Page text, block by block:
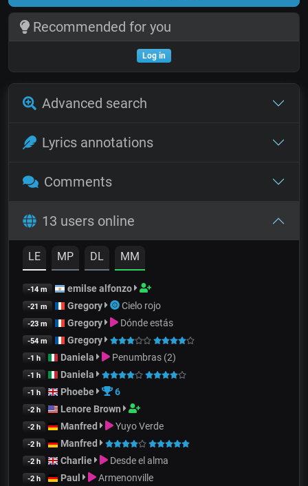
Recommended for you
Log in
Advanced search
Lyrics annotations
Comments
13 users online
LE MP DL MM
-14 m emilse alfonzo
-21 m Gregory Cielo rojo
-23 m Gregory Dónde estás
-54 m Gregory
-1 h Daniela Penumbras (2)
-1 h Daniela
-1 h Phoebe 6
-2 h Lenore Brown
-2 h Manfred Yuyo Verde
-2 h Manfred
-2 h Charlie Desde el alma
-2 h Paul Armenonville